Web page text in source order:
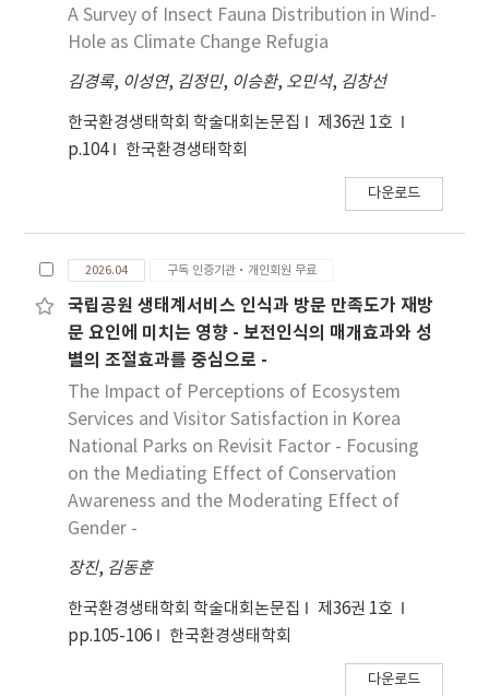
A Survey of Insect Fauna Distribution in Wind-
Hole as Climate Change Refugia
김경록, 이성연, 김정민, 이승환, 오민석, 김창선
한국환경생태학회 학술대회논문집
제36권 1호
p.104
한국환경생태학회
다운로드
2026.04 구독 인증기관·개인회원 무료
국립공원 생태계서비스 인식과 방문 만족도가 재방
문 요인에 미치는 영향 - 보전인식의 매개효과와 성
별의 조절효과를 중심으로 -
The Impact of Perceptions of Ecosystem
Services and Visitor Satisfaction in Korea
National Parks on Revisit Factor - Focusing
on the Mediating Effect of Conservation
Awareness and the Moderating Effect of
Gender -
장진, 김동훈
한국환경생태학회 학술대회논문집
제36권 1호
pp.105-106
한국환경생태학회
다운로드